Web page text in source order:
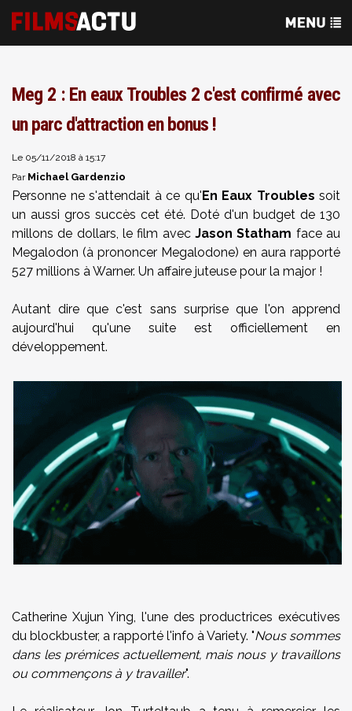
Meg 2 : En eaux Troubles 2 c'est confirmé avec
un parc d'attraction en bonus !
Le 05/11/2018 à 15:17
Par Michael Gardenzio
Personne ne s'attendait à ce qu'En Eaux Troubles soit
un aussi gros succès cet été. Doté d'un budget de 130
millons de dollars, le film avecJason Statham face au
Megalodon (à prononcer Megalodone) en aura rapporté
527 millions à Warner. Un affaire juteuse pour la major !
Autant dire que c'est sans surprise que l'on apprend
aujourd'hui qu'une suite est officiellement en
développement.
Catherine Xujun Ying, l'une des productrices exécutives
du blockbuster, a rapporté l'info à Variety. "Nous sommes
dans les prémices actuellement, mais nous y travaillons
ou commençons à y travailler".